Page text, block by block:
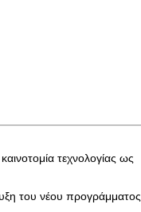
τεχνολογίας ως
του νέου προγράμματος.